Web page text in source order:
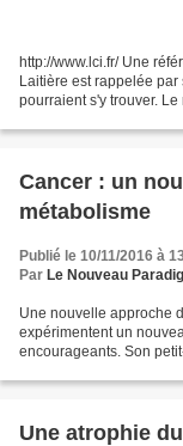
http://www.lci.fr/ Une
Laitière est rappelée
pourraient s'y trouver.
Cancer : un
métabolisme
Publié le 10/11/2016 à
Par Le Nouveau
Une nouvelle approche
expérimentent un
encourageants. Son
Une atrophie